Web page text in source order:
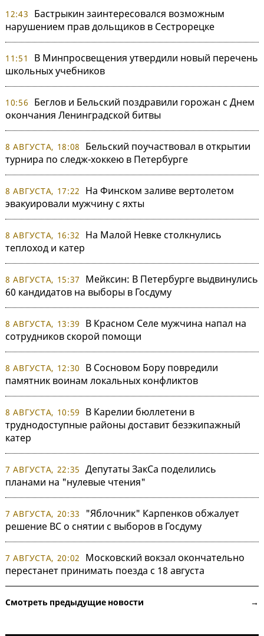
12:43
Бастрыкин заинтересовался возможным
нарушением прав дольщиков в Сестрорецке
11:51
В Минпросвещения утвердили новый перечень
школьных учебников
10:56
Беглов и Бельский поздравили горожан с Днем
окончания Ленинградской битвы
8 АВГУСТА, 18:08
Бельский поучаствовал в открытии
турнира по следж-хоккею в Петербурге
8 АВГУСТА, 17:22
На Финском заливе вертолетом
эвакуировали мужчину с яхты
8 АВГУСТА, 16:32
На Малой Невке столкнулись
теплоход и катер
8 АВГУСТА, 15:37
Мейксин: В Петербурге выдвинулись
60 кандидатов на выборы в Госдуму
8 АВГУСТА, 13:39
В Красном Селе мужчина напал на
сотрудников скорой помощи
8 АВГУСТА, 12:30
В Сосновом Бору повредили
памятник воинам локальных конфликтов
8 АВГУСТА, 10:59
В Карелии бюллетени в
труднодоступные районы доставит безэкипажный
катер
7 АВГУСТА, 22:35 Депутаты ЗакСа поделились
планами на "нулевые чтения"
7 АВГУСТА, 20:33
"Яблочник" Карпенков обжалует
решение ВС о снятии с выборов в Госдуму
7 АВГУСТА, 20:02
Московский вокзал окончательно
перестанет принимать поезда с 18 августа
Смотреть предыдущие новости →